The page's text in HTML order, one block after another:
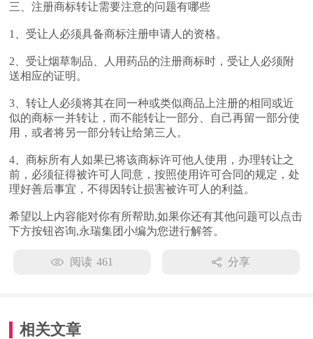
三、注册商标转让需要注意的问题有哪些
1、受让人必须具备商标注册申请人的资格。
2、受让烟草制品、人用药品的注册商标时，受让人必须附
送相应的证明。
3、转让人必须将其在同一种或类似商品上注册的相同或近
似的商标一并转让，而不能转让一部分、自己再留一部分使
用，或者将另一部分转让给第三人。
4、商标所有人如果已将该商标许可他人使用，办理转让之
前，必须征得被许可人同意，按照使用许可合同的规定，处
理好善后事宜，不得因转让损害被许可人的利益。
希望以上内容能对你有所帮助,如果你还有其他问题可以点击
下方按钮咨询,永瑞集团小编为您进行解答。
阅读 461 分享
相关文章